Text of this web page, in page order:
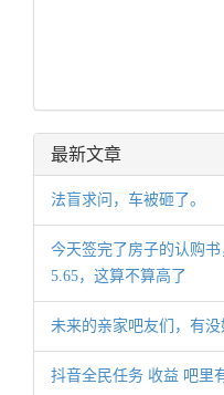
最新文章
法盲求问，车被砸了。
今天签完了房子的认购
5.65，这算不算高了
未来的亲家吧友们，有
抖音全民任务 收益 吧里